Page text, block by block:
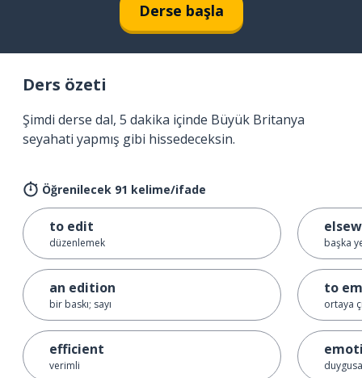
Derse başla
Ders özeti
Şimdi derse dal, 5 dakika içinde Büyük Britanya
seyahati yapmış gibi hissedeceksin.
Öğrenilecek 91 kelime/ifade
to edit
düzenlemek
an edition
bir baskı; sayı
efficient
verimli
başka
to
ortaya